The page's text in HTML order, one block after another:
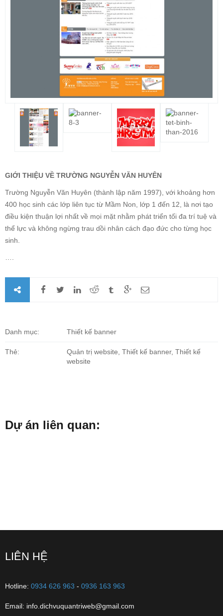
GIỚI THIỆU VỀ TRƯỜNG NGUYỄN VĂN HUYÊN
Trường Nguyễn Văn Huyên (thành lập năm 1997), với khoảng hơn
400 học sinh các lớp liên tục từ Mầm Non, lớp 1 đến 12, là nơi tạo
điều kiện thuận lợi nhất về mọi mặt nhằm phát triển tối đa trí tuệ và
thể lực và không ngừng trau dồi nhân cách đạo đức cho từng học
sinh.
….
Danh mục: Thiết kế banner
Thẻ:
Quản trị website, Thiết kế banner, Thiết kế
website
Dự án liên quan:
LIÊN HỆ
Hotline: 0934 626 963 - 0936 163 963
Email: info.dichvuquantriweb@gmail.com